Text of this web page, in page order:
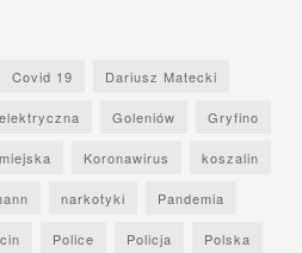
Covid 19 Dariusz Matecki
Goleniów Gryfino
Koronawirus koszalin
narkotyki Pandemia
Police Policja Polska